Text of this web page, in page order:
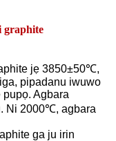
graphite
jẹ 3850±50℃,
pipadanu iwuwo
Agbara
Ni 2000℃, agbara
ga ju irin